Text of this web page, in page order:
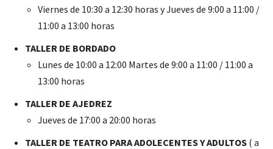
Viernes de 10:30 a 12:30 horas y Jueves de 9:00 a 11:00 /
11:00 a 13:00 horas
TALLER DE BORDADO
Lunes de 10:00 a 12:00 Martes de 9:00 a 11:00 / 11:00 a
13:00 horas
TALLER DE AJEDREZ
Jueves de 17:00 a 20:00 horas
TALLER DE TEATRO PARA ADOLECENTES Y ADULTOS ( a